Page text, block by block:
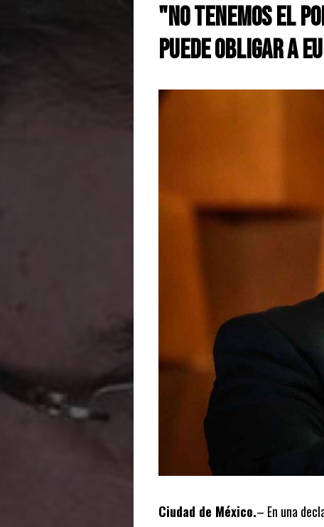
"No tenemos el
puede obligar a
Ciudad de México.– En una